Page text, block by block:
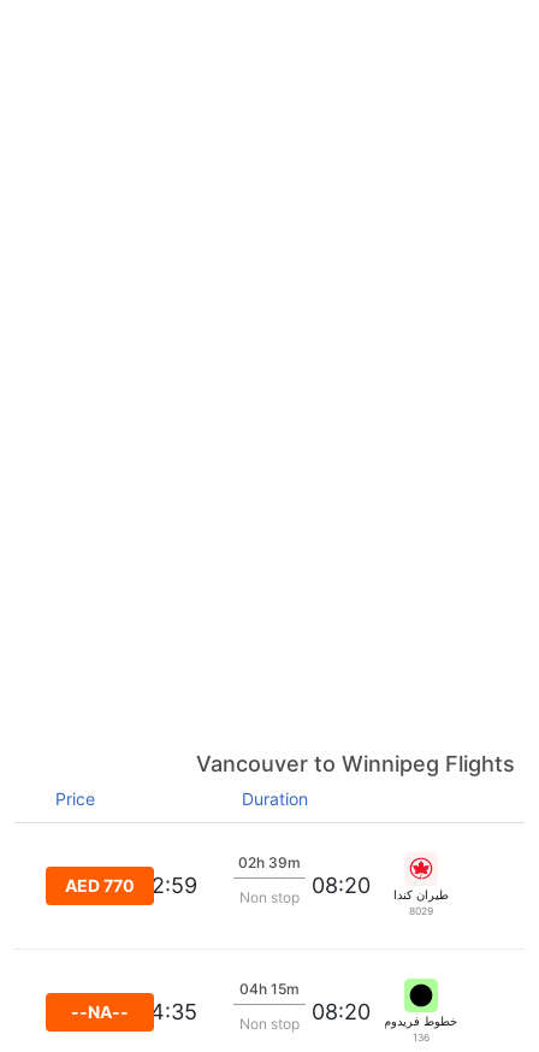
Vancouver to Winnipeg Flights
Duration
Price
طيران كندا
8029
08:20
02h 39m
Non stop
12:59
AED 770
خطوط فريدوم الجوية
136
08:20
04h 15m
Non stop
14:35
--NA--